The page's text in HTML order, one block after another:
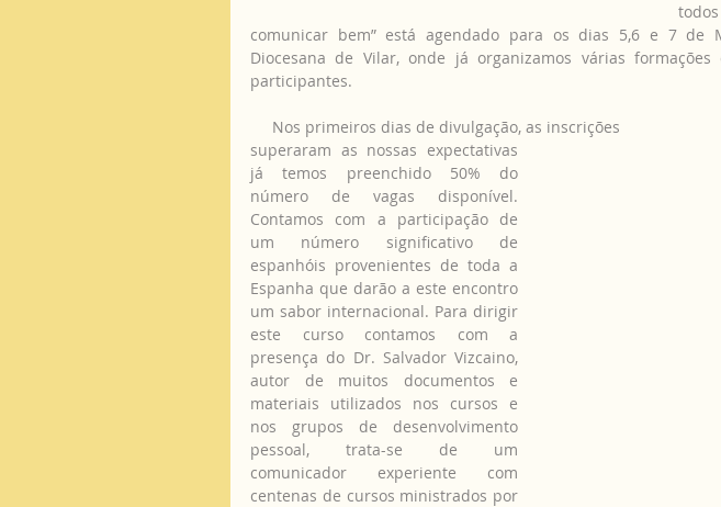
comunicar bem” está agendado para os dias 5,6 e 7 de
Diocesana de Vilar, onde já organizamos várias
participantes.
     Nos primeiros dias de divulgação, as inscrições
superaram as nossas expectativas
já temos preenchido 50% do
número de vagas disponível.
Contamos com a participação de
um número significativo de
espanhóis provenientes de toda a
Espanha que darão a este encontro
um sabor internacional. Para dirigir
este curso contamos com a
presença do Dr. Salvador Vizcaino,
autor de muitos documentos e
materiais utilizados nos cursos e
nos grupos de desenvolvimento
pessoal, trata-se de um
comunicador experiente com
centenas de cursos ministrados por